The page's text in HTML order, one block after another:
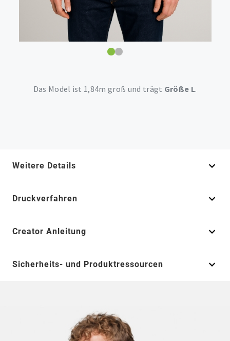
Das Model ist 1,84m groß und trägt Größe L.
Weitere Details
Druckverfahren
Creator Anleitung
Sicherheits- und Produktressourcen